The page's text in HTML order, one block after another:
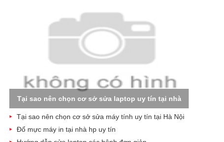
Tại sao nên chọn cơ sở sửa laptop uy tín tại nhà
Tại sao nên chọn cơ sở sửa máy tính uy tín tại Hà Nội
Đổ mực máy in tại nhà hp uy tín